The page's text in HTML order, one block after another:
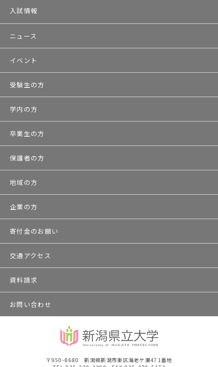
入試情報
ニュース
イベント
受験生の方
学内の方
卒業生の方
保護者の方
地域の方
企業の方
寄付金のお願い
交通アクセス
資料請求
お問い合わせ
〒950-8680 新潟県新潟市東区海老ケ瀬471番地